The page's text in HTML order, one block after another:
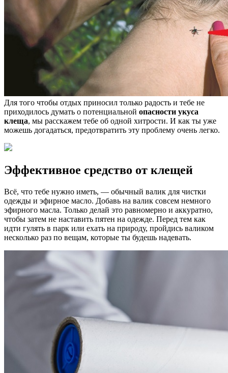
Для того чтобы отдых приносил только радость и тебе не
приходилось думать о потенциальной опасности укуса
клеща, мы расскажем тебе об одной хитрости. И как ты уже
можешь догадаться, предотвратить эту проблему очень легко.
Эффективное средство от клещей
Всё, что тебе нужно иметь, — обычный валик для чистки
одежды и эфирное масло. Добавь на валик совсем немного
эфирного масла. Только делай это равномерно и аккуратно,
чтобы затем не наставить пятен на одежде. Перед тем как
идти гулять в парк или ехать на природу, пройдись валиком
несколько раз по вещам, которые ты будешь надевать.